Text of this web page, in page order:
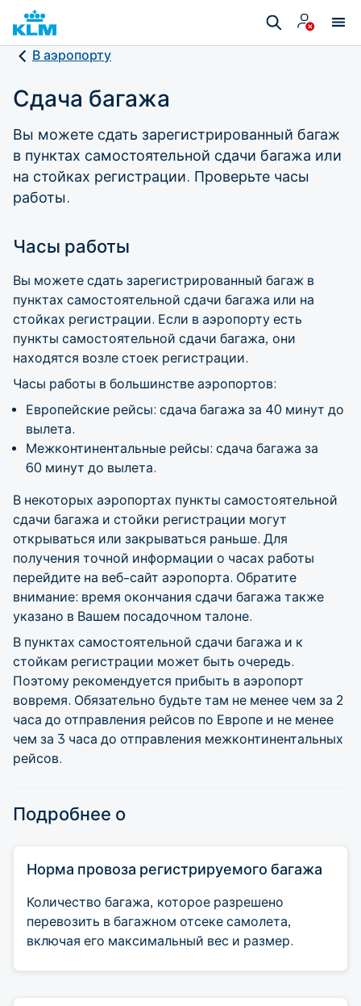
В аэропорту
Сдача багажа
Вы можете сдать зарегистрированный багаж
в пунктах самостоятельной сдачи багажа или
на стойках регистрации. Проверьте часы
работы.
Часы работы
Вы можете сдать зарегистрированный багаж в
пунктах самостоятельной сдачи багажа или на
стойках регистрации. Если в аэропорту есть
пункты самостоятельной сдачи багажа, они
находятся возле стоек регистрации.
Часы работы в большинстве аэропортов:
Европейские рейсы: сдача багажа за 40 минут до
вылета.
Межконтинентальные рейсы: сдача багажа за
60 минут до вылета.
В некоторых аэропортах пункты самостоятельной
сдачи багажа и стойки регистрации могут
открываться или закрываться раньше. Для
получения точной информации о часах работы
перейдите на веб-сайт аэропорта. Обратите
внимание: время окончания сдачи багажа также
указано в Вашем посадочном талоне.
В пунктах самостоятельной сдачи багажа и к
стойкам регистрации может быть очередь.
Поэтому рекомендуется прибыть в аэропорт
вовремя. Обязательно будьте там не менее чем за 2
часа до отправления рейсов по Европе и не менее
чем за 3 часа до отправления межконтинентальных
рейсов.
Подробнее о
Норма провоза регистрируемого багажа
Количество багажа, которое разрешено
перевозить в багажном отсеке самолета,
включая его максимальный вес и размер.